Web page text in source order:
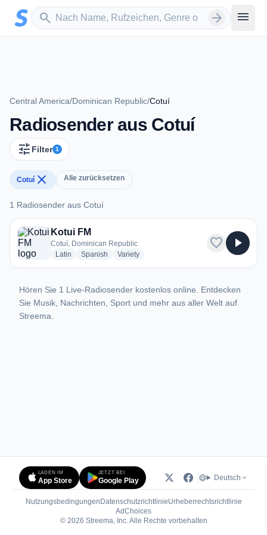
Zum Hauptinhalt springen
search
Sender suchen arrow_forward menu
Central America/Dominican Republic/Cotuí
Radiosender aus Cotuí
tune Filter 1
Cotuíclose Alle zurücksetzen
1 Radiosender aus Cotuí
1 Radiosender aus Cotuí
Kotui FM
Cotuí, Dominican Republic
Latin radio stations
Spanish radio stations
Varietyradio stations
favorite play_arrow
Hören Sie 1 Live-Radiosender kostenlos online. Entdecken
Sie Musik, Nachrichten, Sport und mehr aus aller Welt auf
Streema.
LADEN IM
App Store
JETZT BEI
Google Play Deutsch
Nutzungsbedingungen DatenschutzrichtlinieUrheberrechtsrichtlinie
AdChoices(öffnet in neuem Tab)
© 2026 Streema, Inc. Alle Rechte vorbehalten